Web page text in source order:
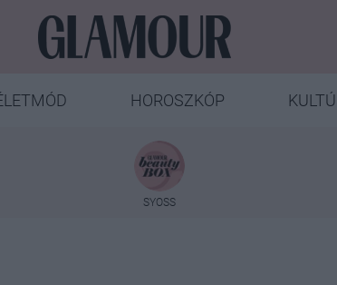
HOROSZKÓP
SYOSS